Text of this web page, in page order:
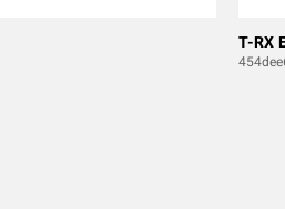
T-RX